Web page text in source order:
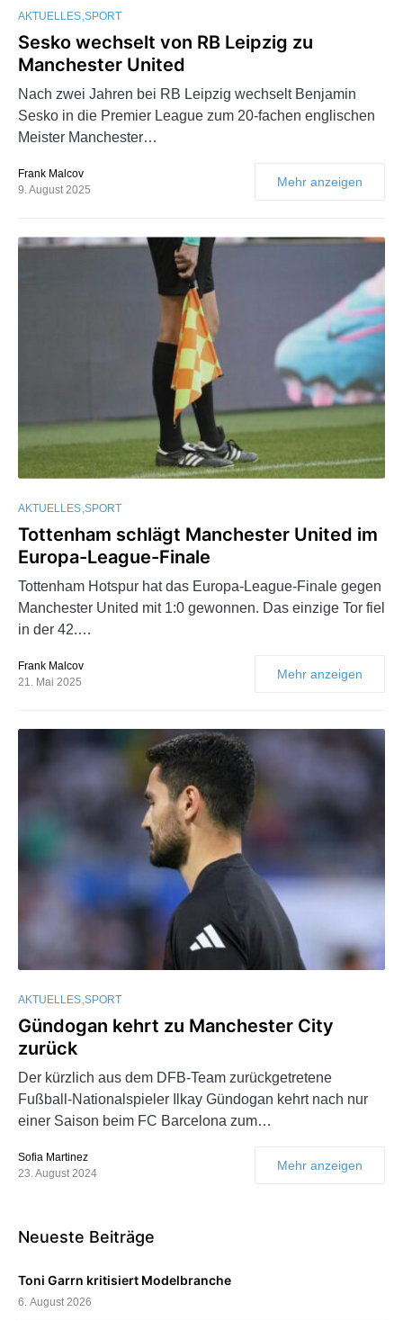
AKTUELLES SPORT
Sesko wechselt von RB Leipzig zu
Manchester United
Nach zwei Jahren bei RB Leipzig wechselt Benjamin
Sesko in die Premier League zum 20-fachen englischen
Meister Manchester…
Frank Malcov
9. August 2025
Mehr anzeigen
AKTUELLES SPORT
Tottenham schlägt Manchester United im
Europa-League-Finale
Tottenham Hotspur hat das Europa-League-Finale gegen
Manchester United mit 1:0 gewonnen. Das einzige Tor fiel
in der 42.…
Frank Malcov
21. Mai 2025
Mehr anzeigen
AKTUELLES SPORT
Gündogan kehrt zu Manchester City
zurück
Der kürzlich aus dem DFB-Team zurückgetretene
Fußball-Nationalspieler Ilkay Gündogan kehrt nach nur
einer Saison beim FC Barcelona zum…
Sofia Martinez
23. August 2024
Mehr anzeigen
Neueste Beiträge
Toni Garrn kritisiert Modelbranche
6. August 2026